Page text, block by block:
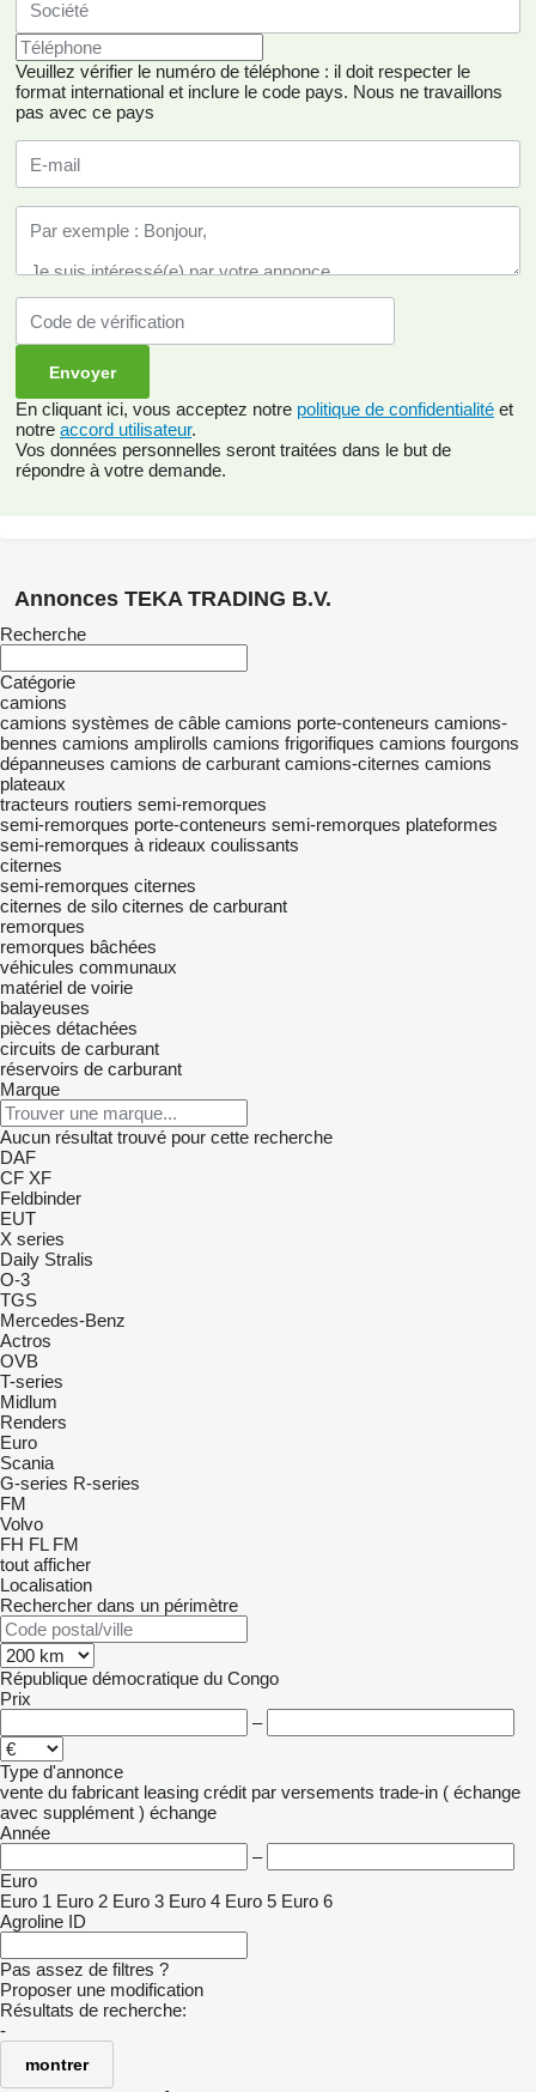
Veuillez vérifier le numéro de téléphone : il doit respecter le
format international et inclure le code pays. Nous ne travaillons
pas avec ce pays
En cliquant ici, vous acceptez notre politique de confidentialité et
notre accord utilisateur.
Vos données personnelles seront traitées dans le but de
répondre à votre demande.
Annonces TEKA TRADING B.V.
Recherche
Catégorie
camions
camions systèmes de câble camions porte-conteneurs camions-
bennes camions amplirolls camions frigorifiques camions fourgons
dépanneuses camions de carburant camions-citernes camions
plateaux
tracteurs routiers semi-remorques
semi-remorques porte-conteneurs semi-remorques plateformes
semi-remorques à rideaux coulissants
citernes
semi-remorques citernes
citernes de silo citernes de carburant
remorques
remorques bâchées
véhicules communaux
matériel de voirie
balayeuses
pièces détachées
circuits de carburant
réservoirs de carburant
Marque
Aucun résultat trouvé pour cette recherche
DAF
CF XF
Feldbinder
EUT
X series
Daily Stralis
O-3
TGS
Mercedes-Benz
Actros
OVB
T-series
Midlum
Renders
Euro
Scania
G-series R-series
FM
Volvo
FH FL FM
tout afficher
Localisation
Rechercher dans un périmètre
République démocratique du Congo
Prix
–
Type d'annonce
vente du fabricant leasing crédit par versements trade-in ( échange
avec supplément ) échange
Année
–
Euro
Euro 1 Euro 2 Euro 3 Euro 4 Euro 5 Euro 6
Agroline ID
Pas assez de filtres ?
Proposer une modification
Résultats de recherche:
-
montrer